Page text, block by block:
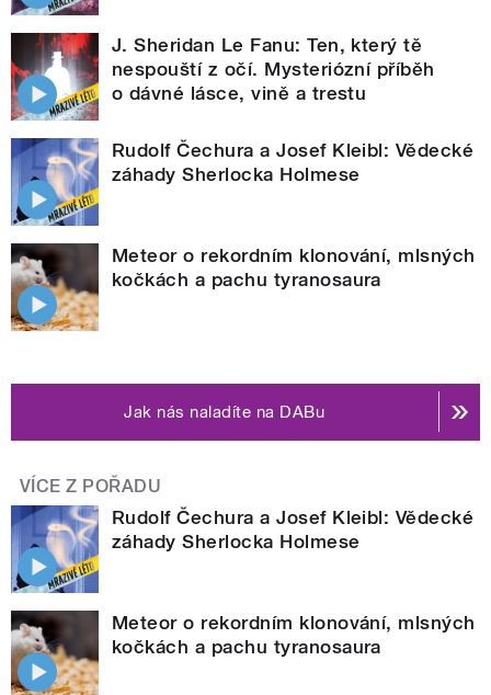
J. Sheridan Le Fanu: Ten, který tě
nespouští z očí. Mysteriózní příběh
o dávné lásce, vině a trestu
Rudolf Čechura a Josef Kleibl: Vědecké
záhady Sherlocka Holmese
Meteor o rekordním klonování, mlsných
kočkách a pachu tyranosaura
Jak nás naladíte na DABu
VÍCE Z POŘADU
Rudolf Čechura a Josef Kleibl: Vědecké
záhady Sherlocka Holmese
Meteor o rekordním klonování, mlsných
kočkách a pachu tyranosaura